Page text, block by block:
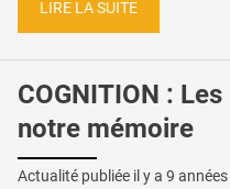
LIRE LA SUITE
COGNITION :
notre mémoire
Actualité publiée il y a 9